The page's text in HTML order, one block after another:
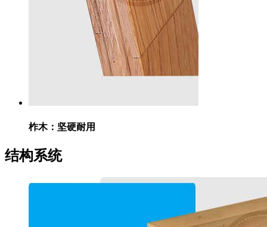
柞木： 坚硬耐用
结构系统